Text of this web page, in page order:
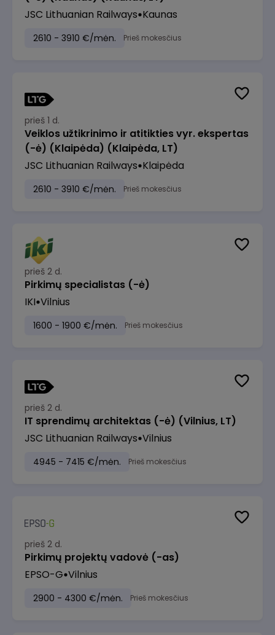
JSC Lithuanian Railways Kaunas
2610 - 3910 €/mėn. Prieš mokesčius
prieš 1 d.
Veiklos užtikrinimo ir atitikties vyr. ekspertas
(-ė) (Klaipėda) (Klaipėda, LT)
JSC Lithuanian Railways Klaipėda
2610 - 3910 €/mėn. Prieš mokesčius
prieš 2 d.
Pirkimų specialistas (-ė)
IKI Vilnius
1600 - 1900 €/mėn. Prieš mokesčius
prieš 2 d.
IT sprendimų architektas (-ė) (Vilnius, LT)
JSC Lithuanian Railways Vilnius
4945 - 7415 €/mėn. Prieš mokesčius
prieš 2 d.
Pirkimų projektų vadovė (-as)
EPSO-G Vilnius
2900 - 4300 €/mėn. Prieš mokesčius